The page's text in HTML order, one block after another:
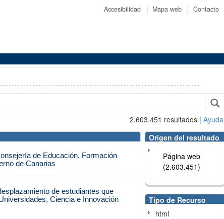
Accesibilidad | Mapa web | Contacto
2.603.451 resultados | Ayuda
de Educación, Formación
de Canarias
de estudiantes que
Ciencia e Innovación
Origen del resultado
Página web
(2.603.451)
Tipo de Recurso
html